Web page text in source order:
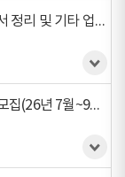
(26년 7~9월/주말 오후) 장충동작은도서관 도서 정리 및 기타 업무보조 자원봉사 활동 (모집중)(모집중)
손기정어린이도서관 자료실 지원 자원활동가 모집(26년 7월~9월)(모집중)